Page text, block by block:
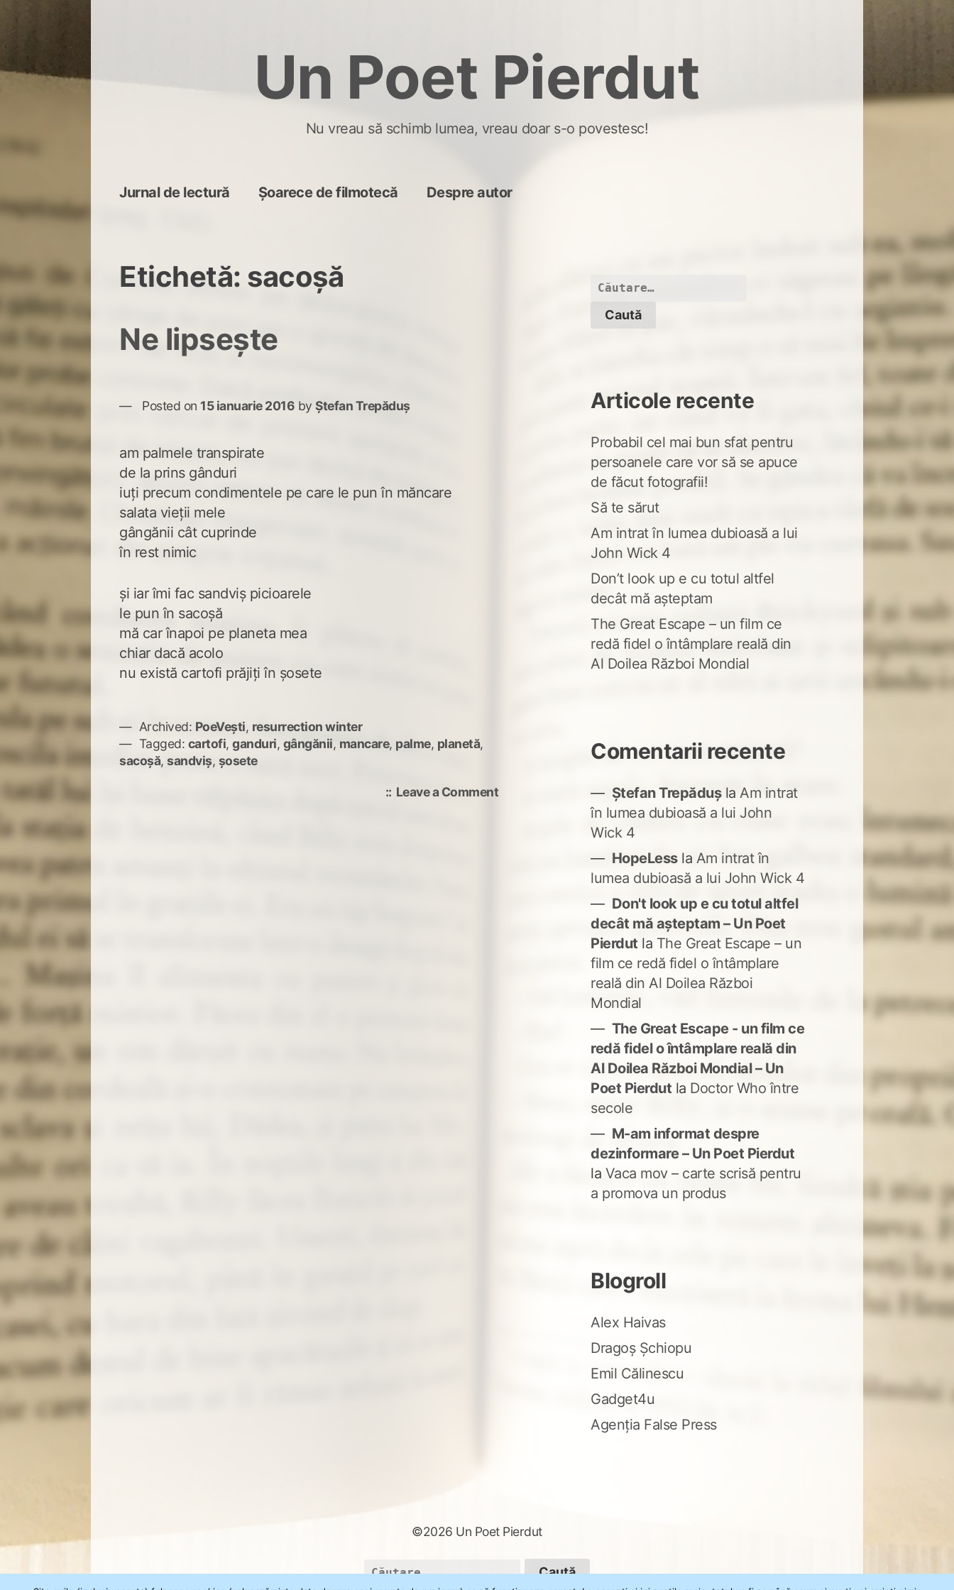
Un Poet Pierdut
Nu vreau să schimb lumea, vreau doar s-o povestesc!
Jurnal de lectură Șoarece de filmotecă Despre autor
Etichetă: sacoșă
Ne lipsește
Posted on 15 ianuarie 2016 byȘtefan Trepăduș
am palmele transpirate
de la prins gânduri
iuți precum condimentele pe care le pun în măncare
salata vieții mele
gângănii cât cuprinde
în rest nimic
și iar îmi fac sandviș picioarele
le pun în sacoșă
mă car înapoi pe planeta mea
chiar dacă acolo
nu există cartofi prăjiți în șosete
Archived: PoeVești, resurrection winter
Tagged: cartofi,ganduri, gângănii, mancare, palme, planetă,
sacoșă,sandviș, șosete
Leave a Commenton
Caută
Articole recente
Probabil cel mai bun sfat pentru
persoanele care vor să se apuce
de făcut fotografii!
Să te sărut
Am intrat în lumea dubioasă a lui
John Wick 4
Don’t look up e cu totul altfel
decât mă așteptam
The Great Escape – un film ce
redă fidel o întâmplare reală din
Al Doilea Război Mondial
Comentarii recente
Ștefan Trepădușla Am intrat
în lumea dubioasă a lui John
Wick 4
HopeLessla Am intrat în
lumea dubioasă a lui John Wick 4
Don't look up e cu totul altfel
decât mă așteptam – Un Poet
Pierdut la The Great Escape – un
film ce redă fidel o întâmplare
reală din Al Doilea Război
Mondial
The Great Escape - un film ce
redă fidel o întâmplare reală din
Al Doilea Război Mondial – Un
Poet Pierdut la Doctor Who între
secole
M-am informat despre
dezinformare – Un Poet Pierdut
la Vaca mov – carte scrisă pentru
a promova un produs
Blogroll
Alex Haivas
Dragoș Șchiopu
Emil Călinescu
Gadget4u
Agenția False Press
©2026 Un Poet Pierdut
Caută